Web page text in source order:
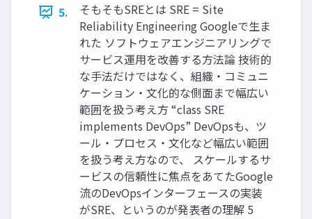
5.
そもそもSREとは SRE = Site
Reliability Engineering Googleで生ま
れた ソフトウェアエンジニアリングで
サービス運用を改善する方法論 技術的
な手法だけではなく、組織・コミュニ
ケーション・文化的な側面まで幅広い
範囲を扱う考え方 “class SRE
implements DevOps” DevOpsも、ツ
ール・プロセス・文化など幅広い範囲
を扱う考え方なので、 スケールするサ
ービスの信頼性に焦点をあてたGoogle
流のDevOpsインターフェースの実装
がSRE、というのが発表者の理解 5